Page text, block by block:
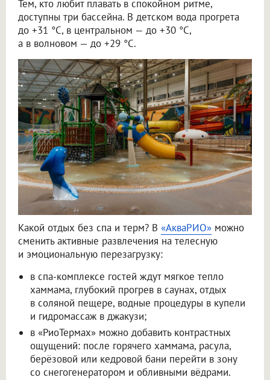
Тем, кто любит плавать в спокойном ритме,
доступны три бассейна. В детском вода прогрета
до +31 °C, в центральном — до +30 °C,
а в волновом — до +29 °C.
Какой отдых без спа и терм? В «АкваРИО» можно
сменить активные развлечения на телесную
и эмоциональную перезагрузку:
в спа-комплексе гостей ждут мягкое тепло
хаммама, глубокий прогрев в саунах, отдых
в соляной пещере, водные процедуры в купели
и гидромассаж в джакузи;
в «РиоТермах» можно добавить контрастных
ощущений: после горячего хаммама, расула,
берёзовой или кедровой бани перейти в зону
со снегогенератором и обливными вёдрами.